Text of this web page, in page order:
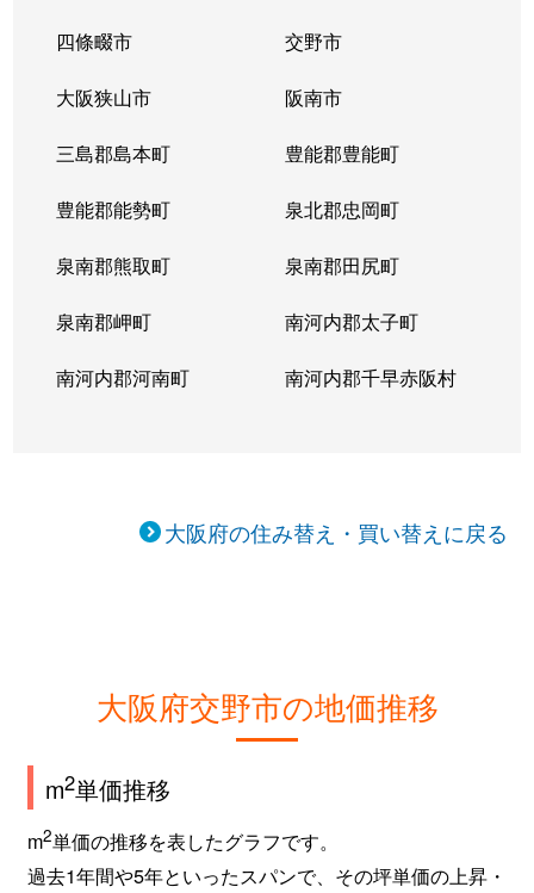
四條畷市 交野市
大阪狭山市 阪南市
三島郡島本町 豊能郡豊能町
豊能郡能勢町 泉北郡忠岡町
泉南郡熊取町 泉南郡田尻町
泉南郡岬町 南河内郡太子町
南河内郡河南町 南河内郡千早赤阪村
大阪府の住み替え・買い替えに戻る
大阪府交野市の地価推移
m2単価推移
m2単価の推移を表したグラフです。
過去1年間や5年といったスパンで、その坪単価の上昇・